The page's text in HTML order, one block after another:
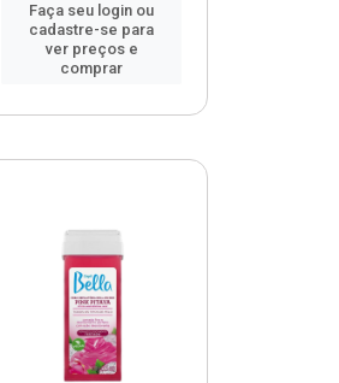
Faça seu login ou
cadastre-se para
ver preços e
comprar